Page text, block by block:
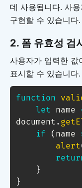
데 사용됩니다. 사
구현할 수 있습니다.
2. 폼 유효성
사용자가 입력한 값
표시할 수 있습니다.
function
let name
document .
if
( name
alert
}
}